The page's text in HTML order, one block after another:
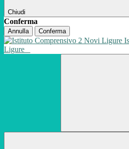
Chiudi
Conferma
Annulla Conferma
Ligure